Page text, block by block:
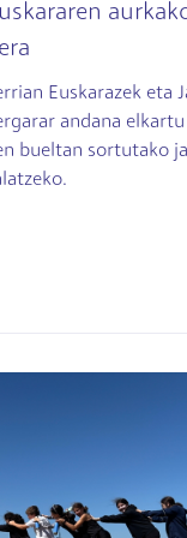
Euskarazek eta
andana elkartu
bueltan sortutako